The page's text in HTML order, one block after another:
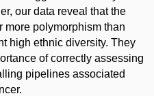
our data reveal that the
more polymorphism than
high ethnic diversity. They
of correctly assessing
pipelines associated